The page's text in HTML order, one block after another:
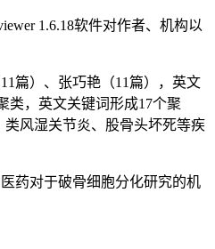
1.6.18软件对作者、机构以
篇）、张巧艳（11篇），英文
类，英文关键词形成17个聚
风湿关节炎、股骨头坏死等疾
药对于破骨细胞分化研究的机